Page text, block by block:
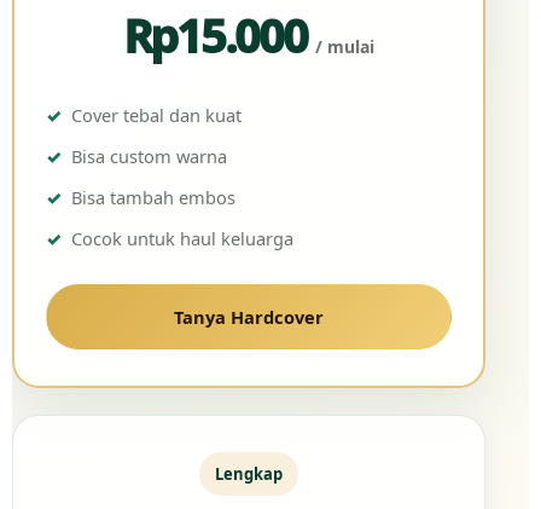
Rp15.000/ mulai
Cover tebal dan kuat
Bisa custom warna
Bisa tambah embos
Cocok untuk haul keluarga
Tanya Hardcover
Lengkap